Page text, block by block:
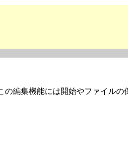
編集機能には開始やファイル